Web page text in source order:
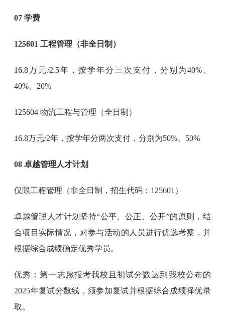
07 学费
125601 工程管理（非全日制）
16.8万元/2.5年，按学年分三次支付，分别为40%、
40%、20%
125604 物流工程与管理（全日制）
16.8万元/2年，按学年分两次支付，分别为50%、50%
08 卓越管理人才计划
仅限工程管理（非全日制，招生代码：125601）
卓越管理人才计划坚持“公平、公正、公开”的原则，结
合项目实际情况，对参与活动的人员进行优选考察，并
根据综合成绩确定优秀学员。
优秀：第一志愿报考我校且初试分数达到我校公布的
2025年复试分数线，须参加复试并根据综合成绩择优录
取。